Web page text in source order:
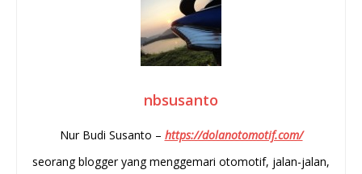
nbsusanto
Nur Budi Susanto – https://dolanotomotif.com/
seorang blogger yang menggemari otomotif, jalan-jalan,